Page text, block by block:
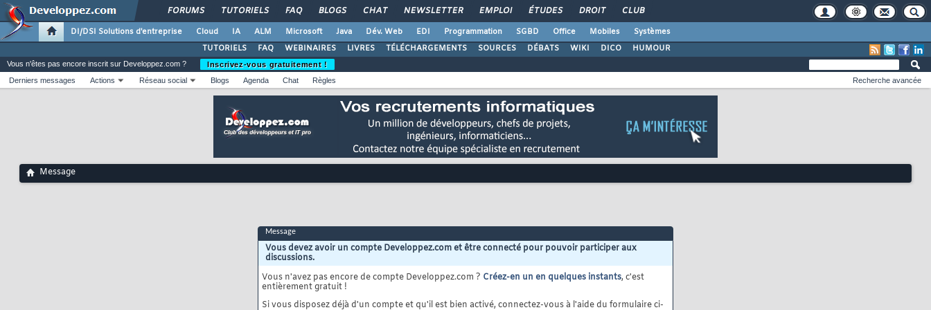
FORUMS TUTORIELS FAQ BLOGS CHAT NEWSLETTER EMPLOI ÉTUDES DROIT CLUB
DI/DSI Solutions d'entreprise Cloud IA ALM Microsoft Java Dév. Web EDI Programmation SGBD Office Mobiles
Systèmes
TUTORIELS
FAQ WEBINAIRES LIVRES TÉLÉCHARGEMENTS SOURCES DÉBATS WIKI DICO HUMOUR
Vous n'êtes pas encore inscrit sur Developpez.com ?
Inscrivez-vous gratuitement !
Derniers messages
Actions Réseau social Blogs Agenda Chat Règles Recherche avancée
Message
Message
Vous devez avoir un compte Developpez.com et être connecté pour pouvoir participer aux
discussions.
Vous n'avez pas encore de compte Developpez.com ? Créez-en un en quelques instants, c'est
entièrement gratuit !
Si vous disposez déjà d'un compte et qu'il est bien activé, connectez-vous à l'aide du formulaire ci-